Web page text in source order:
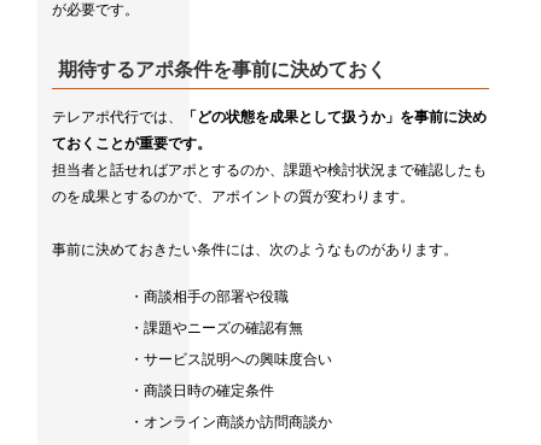
が必要です。
期待するアポ条件を事前に決めておく
テレアポ代行では、
「どの状態を成果として扱うか」を事前に決め
ておくことが重要です。
担当者と話せればアポとするのか、課題や検討状況まで確認したも
のを成果とするのかで、アポイントの質が変わります。
事前に決めておきたい条件には、次のようなものがあります。
・商談相手の部署や役職
・課題やニーズの確認有無
・サービス説明への興味度合い
・商談日時の確定条件
・オンライン商談か訪問商談か